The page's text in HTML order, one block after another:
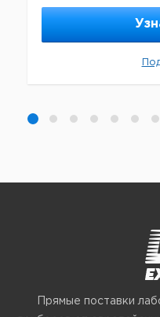
Прямые поставки